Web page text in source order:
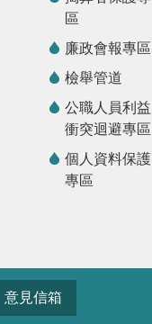
區
廉政會報專區
檢舉管道
公職人員利益
衝突迴避專區
個人資料保護
專區
意見信箱